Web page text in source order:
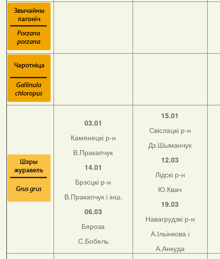
03.01
Камянецкі р-н
В.Пракапчук
14.01
Брэсцкі р-н
В.Пракапчук і інш.
06.03
Бяроза
С.Бобель
15.01
Свіслацкі р-н
Дз.Шыманчук
12.03
Лідскі р-н
Ю.Квач
19.03
Навагрудзкі р-н
А.Ільінкова і
А.Анкуда